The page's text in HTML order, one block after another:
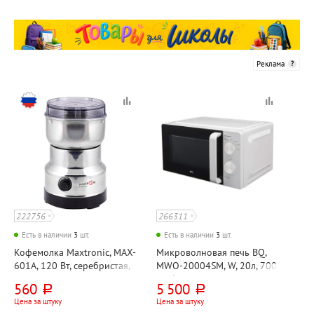
Реклама
222756
Есть в наличии 3 шт.
Кофемолка Maxtronic, MAX-
601А, 120 Вт, серебристая,
560 руб.
Цена за штуку
266311
Есть в наличии 3 шт.
Микроволновая печь BQ,
MWO-20004SM, W, 20л, 700
Вт, белая, механическая
5 500 руб.
Цена за штуку